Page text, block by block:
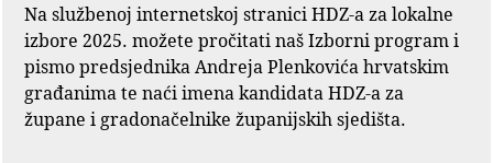
Na službenoj internetskoj stranici HDZ-a za lokalne
izbore 2025. možete pročitati naš Izborni program i
pismo predsjednika Andreja Plenkovića hrvatskim
građanima te naći imena kandidata HDZ-a za
župane i gradonačelnike županijskih sjedišta.